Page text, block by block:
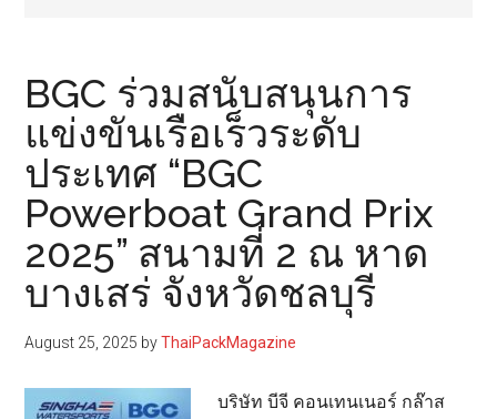
BGC ร่วมสนับสนุนการ
แข่งขันเรือเร็วระดับ
ประเทศ “BGC
Powerboat Grand Prix
2025” สนามที่ 2 ณ หาด
บางเสร่ จังหวัดชลบุรี
August 25, 2025 byThaiPackMagazine
บริษัท บีจี คอนเทนเนอร์ กล๊าส